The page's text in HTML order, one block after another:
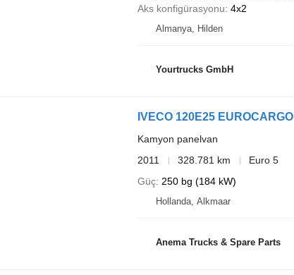
Aks konfigürasyonu 4x2
Almanya, Hilden
Yourtrucks GmbH
IVECO 120E25 EUROCARGO
Kamyon panelvan
2011
328.781 km
Euro 5
Güç 250 bg (184 kW)
Hollanda, Alkmaar
Anema Trucks & Spare Parts